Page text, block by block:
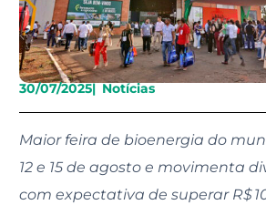
30/07/2025| Notícias
Maior feira de bioenergia do
12 e 15 de agosto e movimenta
com expectativa de superar R$